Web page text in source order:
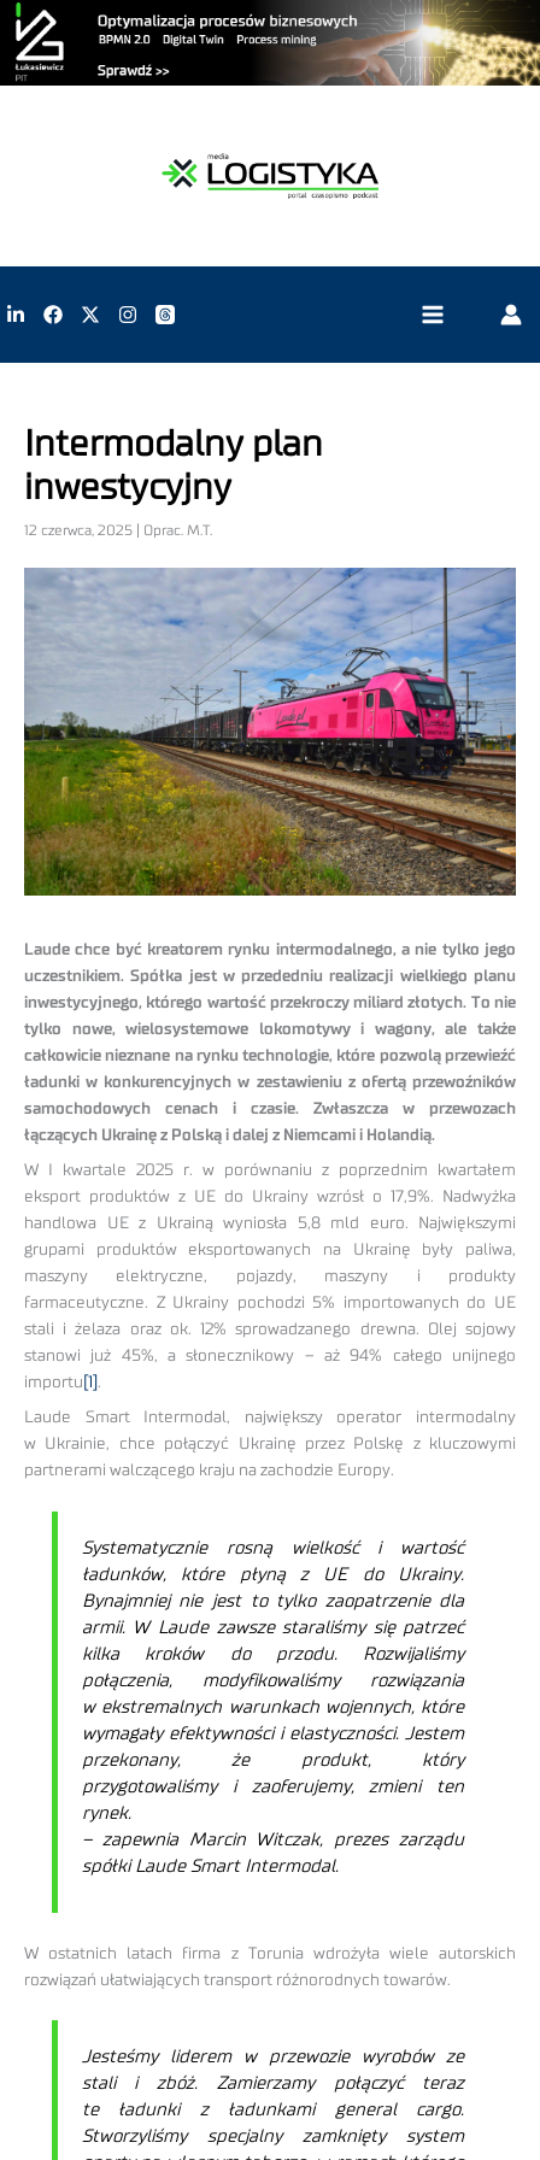
Intermodalny plan
inwestycyjny
12 czerwca, 2025 | Oprac. M.T.
Laude chce być kreatorem rynku intermodalnego, a nie tylko jego
uczestnikiem. Spółka jest w przededniu realizacji wielkiego planu
inwestycyjnego, którego wartość przekroczy miliard złotych. To nie
tylko nowe, wielosystemowe lokomotywy i wagony, ale także
całkowicie nieznane na rynku technologie, które pozwolą przewieźć
ładunki w konkurencyjnych w zestawieniu z ofertą przewoźników
samochodowych cenach i czasie. Zwłaszcza w przewozach
łączących Ukrainę z Polską i dalej z Niemcami i Holandią.
W I kwartale 2025 r. w porównaniu z poprzednim kwartałem
eksport produktów z UE do Ukrainy wzrósł o 17,9%. Nadwyżka
handlowa UE z Ukrainą wyniosła 5,8 mld euro. Największymi
grupami produktów eksportowanych na Ukrainę były paliwa,
maszyny elektryczne, pojazdy, maszyny i produkty
farmaceutyczne. Z Ukrainy pochodzi 5% importowanych do UE
stali i żelaza oraz ok. 12% sprowadzanego drewna. Olej sojowy
stanowi już 45%, a słonecznikowy – aż 94% całego unijnego
importu [1] .
Laude Smart Intermodal, największy operator intermodalny
w Ukrainie, chce połączyć Ukrainę przez Polskę z kluczowymi
partnerami walczącego kraju na zachodzie Europy.
Systematycznie rosną wielkość i wartość
ładunków, które płyną z UE do Ukrainy.
Bynajmniej nie jest to tylko zaopatrzenie dla
armii. W Laude zawsze staraliśmy się patrzeć
kilka kroków do przodu. Rozwijaliśmy
połączenia, modyfikowaliśmy rozwiązania
w ekstremalnych warunkach wojennych, które
wymagały efektywności i elastyczności. Jestem
przekonany, że produkt, który
przygotowaliśmy i zaoferujemy, zmieni ten
rynek.
– zapewnia Marcin Witczak, prezes zarządu
spółki Laude Smart Intermodal.
W ostatnich latach firma z Torunia wdrożyła wiele autorskich
rozwiązań ułatwiających transport różnorodnych towarów.
Jesteśmy liderem w przewozie wyrobów ze
stali i zbóż. Zamierzamy połączyć teraz
te ładunki z ładunkami general cargo.
Stworzyliśmy specjalny zamknięty system